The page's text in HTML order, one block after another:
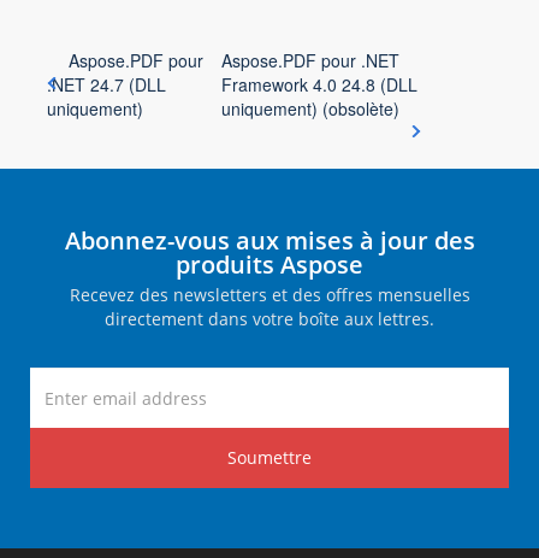
Aspose.PDF pour
.NET 24.7 (DLL
uniquement)
Aspose.PDF pour .NET
Framework 4.0 24.8 (DLL
uniquement) (obsolète)
Abonnez-vous aux mises à jour des
produits Aspose
Recevez des newsletters et des offres mensuelles
directement dans votre boîte aux lettres.
Soumettre